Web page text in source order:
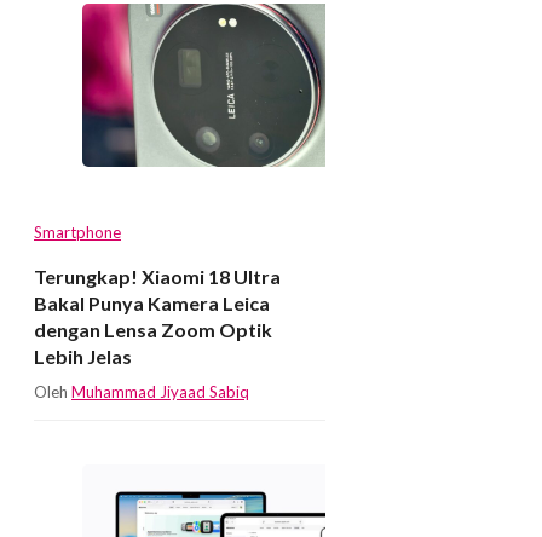
Smartphone
Terungkap! Xiaomi 18 Ultra
Bakal Punya Kamera Leica
dengan Lensa Zoom Optik
Lebih Jelas
Oleh Muhammad Jiyaad Sabiq